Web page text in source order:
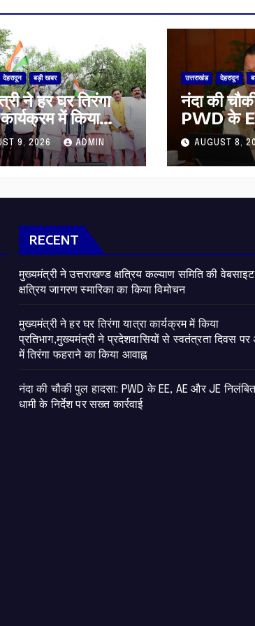
देहरादून बड़ी खबर
ने हर घर तिरंगा
में किया
ने
से स्वतंत्रता
अपने घरों में तिरंगा
9, 2026 ADMIN
उत्तराखंड देहरादून
नंदा की
PWD के
निलंबित,
पर सख्त
AUGUST 8,
RECENT
मुख्यमंत्री ने उत्तराखण्ड क्षत्रिय कल्याण समिति की
क्षत्रिय जागरण स्मारिका का किया विमोचन
मुख्यमंत्री ने हर घर तिरंगा यात्रा कार्यक्रम में किया
प्रतिभाग,मुख्यमंत्री ने प्रदेशवासियों से स्वतंत्रता दिवस पर
में तिरंगा फहराने का किया आवाह्न
नंदा की चौकी पुल हादसा: PWD के EE, AE और JE
धामी के निर्देश पर सख्त कार्रवाई